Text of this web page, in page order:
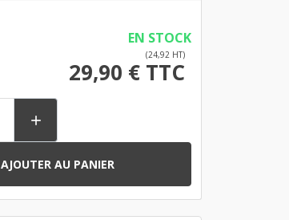
EN STOCK
(24,92 HT)
29,90 € TTC

AJOUTER AU PANIER